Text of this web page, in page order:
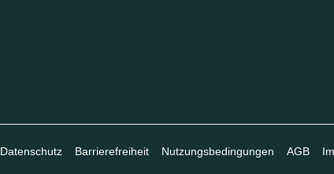
Datenschutz Barrierefreiheit Nutzungsbedingungen AGB